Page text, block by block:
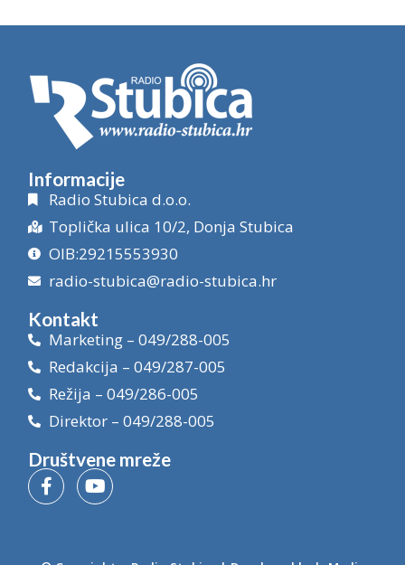
Informacije
Radio Stubica d.o.o.
Toplička ulica 10/2, Donja Stubica
OIB:29215553930
radio-stubica@radio-stubica.hr
Kontakt
Marketing – 049/288-005
Redakcija – 049/287-005
Režija – 049/286-005
Direktor – 049/288-005
Društvene mreže